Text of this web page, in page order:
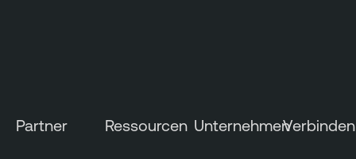
Partner Ressourcen UnternehmenVerbinden